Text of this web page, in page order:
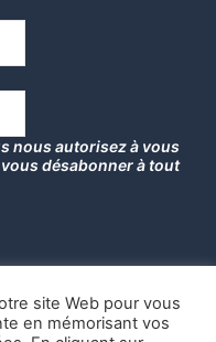
nous autorisez à vous
désabonner à tout
site Web pour vous
en mémorisant vos